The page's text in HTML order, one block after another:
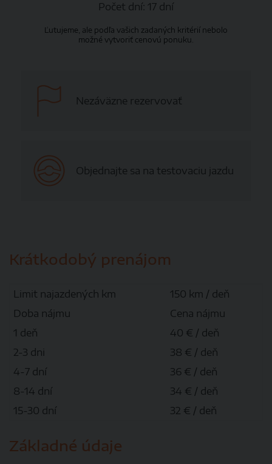
Počet dní: 17 dní
Ľutujeme, ale podľa vašich zadaných kritérií nebolo
možné vytvoriť cenovú ponuku.
Nezáväzne rezervovať
Objednajte sa na testovaciu jazdu
Krátkodobý prenájom
Limit najazdených km
150 km / deň
Doba nájmu
Cena nájmu
1 deň
40 € / deň
2-3 dni
38 € / deň
4-7 dní
36 € / deň
8-14 dní
34 € / deň
15-30 dní
32 € / deň
Základné údaje